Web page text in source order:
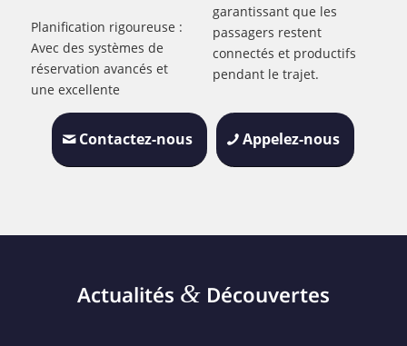
Planification rigoureuse :
Avec des systèmes de
réservation avancés et
une excellente
garantissant que les
passagers restent
connectés et productifs
pendant le trajet.
Contactez-nous Appelez-nous
Actualités &Découvertes